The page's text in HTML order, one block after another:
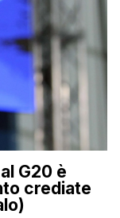
G20 è
crediate